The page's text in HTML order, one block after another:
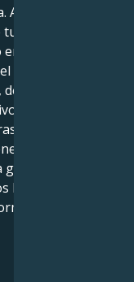
trabajo
Acuario está
rendimiento
afrontar
que tu propia
tu Urano en
lo que es
poder sin
los contextos,
por